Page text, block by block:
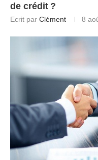
de crédit ?
Ecrit par Clément 8